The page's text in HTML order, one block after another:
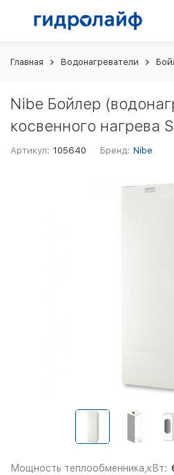
Главная Водонагреватели
Nibe Бойлер
косвенного нагрева
Артикул: 105640 Бренд: Nibe
Мощность теплообменника,кВт: